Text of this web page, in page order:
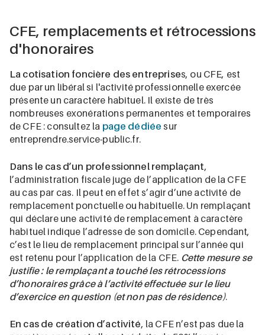
CFE, remplacements et rétrocessions
d'honoraires
La cotisation foncière des entreprises, ou CFE, est
due par un libéral si l'activité professionnelle exercée
présente un caractère habituel. Il existe de très
nombreuses exonérations permanentes et temporaires
de CFE : consultez la page dédiée sur
entreprendre.service-public.fr.
Dans le cas d’un professionnel remplaçant,
l’administration fiscale juge de l’application de la CFE
au cas par cas. Il peut en effet s’agir d’une activité de
remplacement ponctuelle ou habituelle. Un remplaçant
qui déclare une activité de remplacement à caractère
habituel indique l’adresse de son domicile. Cependant,
c’est le lieu de remplacement principal sur l’année qui
est retenu pour l’application de la CFE. Cette mesure se
justifie : le remplaçant a touché les rétrocessions
d’honoraires grâce à l’activité effectuée sur le lieu
d’exercice en question (et non pas de résidence).
En cas de création d’activité, la CFE n’est pas due la